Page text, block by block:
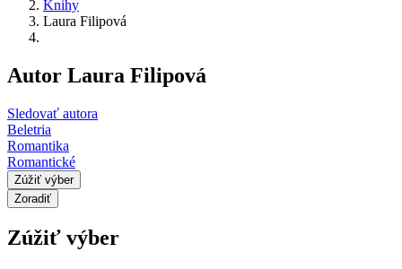
Knihy
Laura Filipová
Autor Laura Filipová
Sledovať autora
Beletria
Romantika
Romantické
Zúžiť výber
Zoradiť
Zúžiť výber